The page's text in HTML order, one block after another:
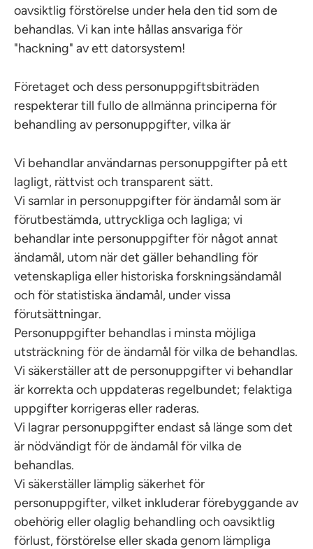
oavsiktlig förstörelse under hela den tid som de
behandlas. Vi kan inte hållas ansvariga för
"hackning" av ett datorsystem!
Företaget och dess personuppgiftsbiträden
respekterar till fullo de allmänna principerna för
behandling av personuppgifter, vilka är
Vi behandlar användarnas personuppgifter på ett
lagligt, rättvist och transparent sätt.
Vi samlar in personuppgifter för ändamål som är
förutbestämda, uttryckliga och lagliga; vi
behandlar inte personuppgifter för något annat
ändamål, utom när det gäller behandling för
vetenskapliga eller historiska forskningsändamål
och för statistiska ändamål, under vissa
förutsättningar.
Personuppgifter behandlas i minsta möjliga
utsträckning för de ändamål för vilka de behandlas.
Vi säkerställer att de personuppgifter vi behandlar
är korrekta och uppdateras regelbundet; felaktiga
uppgifter korrigeras eller raderas.
Vi lagrar personuppgifter endast så länge som det
är nödvändigt för de ändamål för vilka de
behandlas.
Vi säkerställer lämplig säkerhet för
personuppgifter, vilket inkluderar förebyggande av
obehörig eller olaglig behandling och oavsiktlig
förlust, förstörelse eller skada genom lämpliga